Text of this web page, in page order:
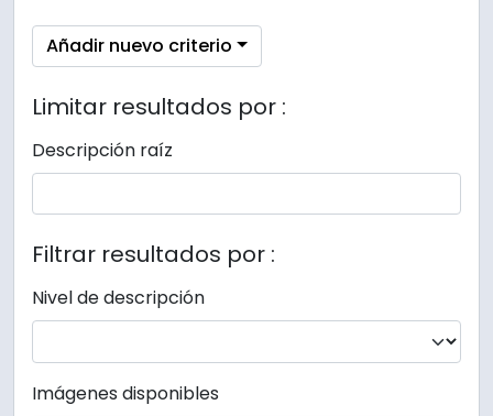
Añadir nuevo criterio
Limitar resultados por :
Descripción raíz
Filtrar resultados por :
Nivel de descripción
Imágenes disponibles